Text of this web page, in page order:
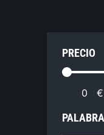
PRECIO
0 €
PALABRA